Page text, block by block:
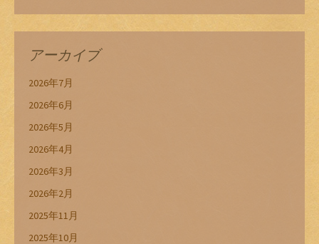
アーカイブ
2026年7月
2026年6月
2026年5月
2026年4月
2026年3月
2026年2月
2025年11月
2025年10月